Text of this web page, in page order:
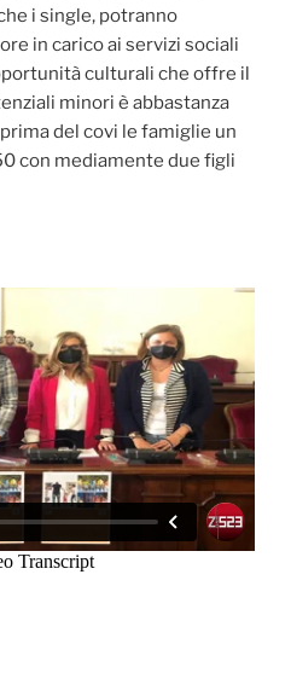
i single, potranno
in carico ai servizi sociali
culturali che offre il
minori è abbastanza
del covi le famiglie un
con mediamente due figli